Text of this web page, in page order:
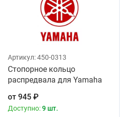
Артикул:450-0313
Стопорное кольцо
распредвала для Yamaha
41178-00
от 945 ₽
Доступно:9 шт.